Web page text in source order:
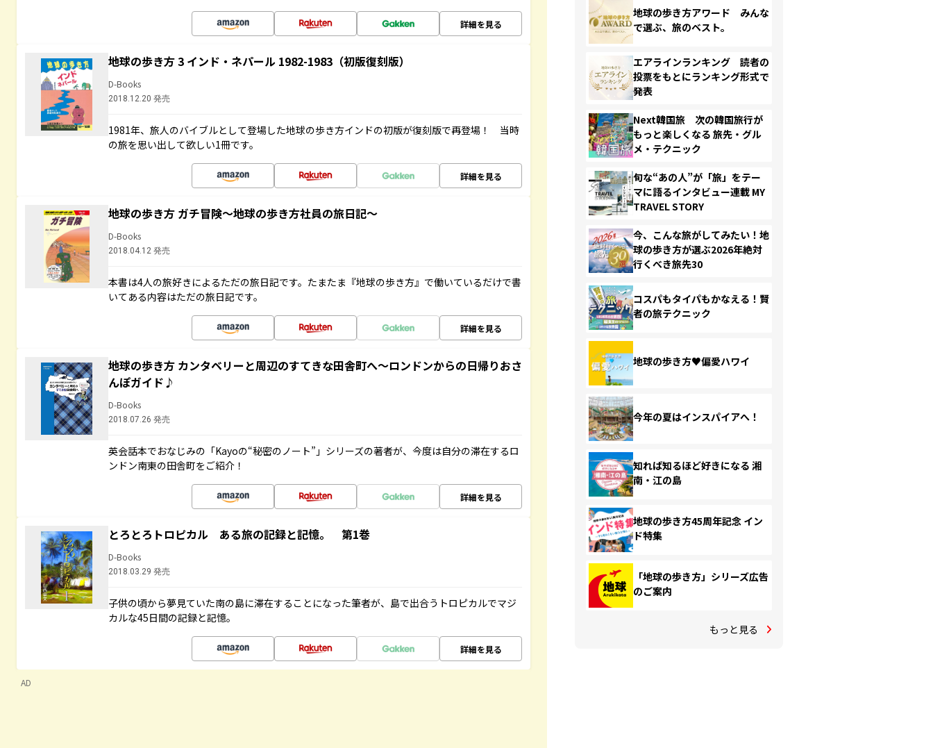
詳細を見る
地球の歩き方 3 インド・ネパール 1982-1983（初版復刻版）
D-Books
2018.12.20 発売
1981年、旅人のバイブルとして登場した地球の歩き方インドの初版が復刻版で再登場！ 当時
の旅を思い出して欲しい1冊です。
詳細を見る
地球の歩き方 ガチ冒険～地球の歩き方社員の旅日記～
D-Books
2018.04.12 発売
本書は4人の旅好きによるただの旅日記です。たまたま『地球の歩き方』で働いているだけで書
いてある内容はただの旅日記です。
詳細を見る
地球の歩き方 カンタベリーと周辺のすてきな田舎町へ～ロンドンからの日帰りおさ
んぽガイド♪
D-Books
2018.07.26 発売
英会話本でおなじみの「Kayoの“秘密のノート”」シリーズの著者が、今度は自分の滞在するロ
ンドン南東の田舎町をご紹介！
詳細を見る
とろとろトロピカル ある旅の記録と記憶。 第1巻
D-Books
2018.03.29 発売
子供の頃から夢見ていた南の島に滞在することになった筆者が、島で出合うトロピカルでマジ
カルな45日間の記録と記憶。
詳細を見る
AD
地球の歩き方アワード みんな
で選ぶ、旅のベスト。
エアラインランキング 読者の
投票をもとにランキング形式で
発表
Next韓国旅 次の韓国旅行が
もっと楽しくなる 旅先・グル
メ・テクニック
旬な“あの人”が「旅」をテー
マに語るインタビュー連載 MY
TRAVEL STORY
今、こんな旅がしてみたい！地
球の歩き方が選ぶ2026年絶対
行くべき旅先30
コスパもタイパもかなえる！賢
者の旅テクニック
地球の歩き方♥偏愛ハワイ
今年の夏はインスパイアへ！
知れば知るほど好きになる 湘
南・江の島
地球の歩き方45周年記念 イン
ド特集
「地球の歩き方」シリーズ広告
のご案内
もっと見る